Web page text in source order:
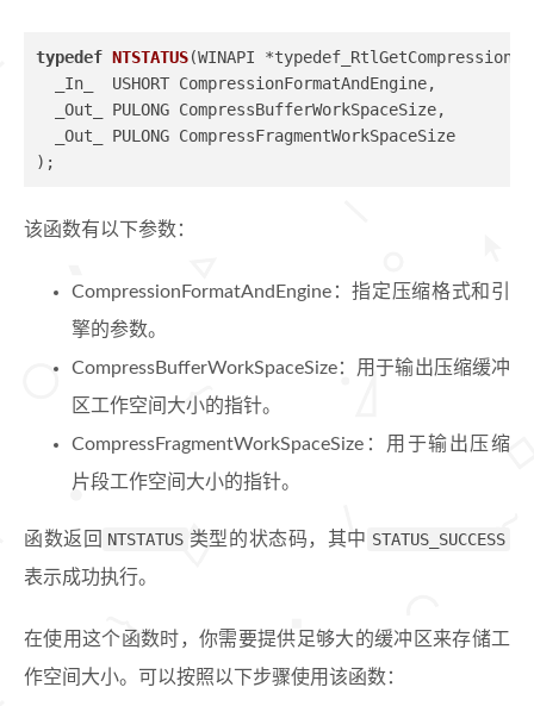
typedef NTSTATUS(WINAPI
  _In_  USHORT CompressionFormatAndEngine,
  _Out_ PULONG CompressBufferWorkSpaceSize,
  _Out_ PULONG CompressFragmentWorkSpaceSize
) ;
该函数有以下参数：
CompressionFormatAndEngine：指定压缩格式和引
擎的参数。
CompressBufferWorkSpaceSize：用于输出压缩缓冲
区工作空间大小的指针。
CompressFragmentWorkSpaceSize：用于输出压缩
片段工作空间大小的指针。
函数返回 NTSTATUS 类型的状态码，其中 STATUS_SUCCESS
表示成功执行。
在使用这个函数时，你需要提供足够大的缓冲区来存储工
作空间大小。可以按照以下步骤使用该函数：